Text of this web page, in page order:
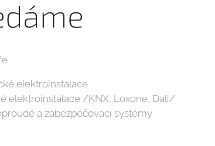
elektroinstalace
elektroinstalace /KNX, Loxone, Dali/
a zabezpečovací systémy